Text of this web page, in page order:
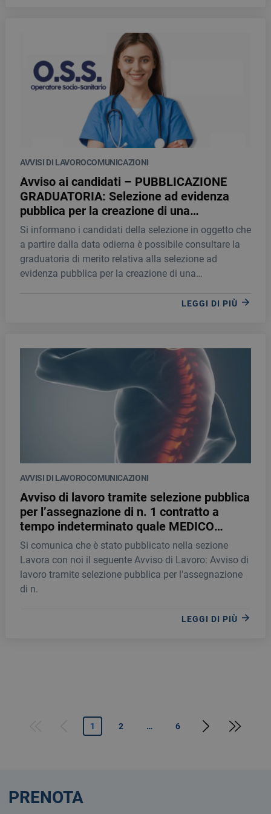
“Regolamento delle prove”.
AVVISI DI LAVOROCOMUNICAZIONI
Avviso ai candidati – PUBBLICAZIONE
GRADUATORIA: Selezione ad evidenza
pubblica per la creazione di una
“Graduatoria” di personale idoneo quale
OPERATORE SOCIO SANITARIO, da
utilizzare per l’assegnazione di contratti di
lavoro a “TEMPO INDETERMINATO”.Rif:
OSS.INDET-2023
Si informano i candidati della selezione in oggetto che
a partire dalla data odierna è possibile consultare la
graduatoria di merito relativa alla selezione ad
evidenza pubblica per la creazione di una
SOCIO SANITARIO, da utilizzare per l’assegnazione di
LEGGI DI PIÙ
AVVISI DI LAVOROCOMUNICAZIONI
Avviso di lavoro tramite selezione pubblica
per l’assegnazione di n. 1 contratto a
tempo indeterminato quale MEDICO
SPECIALISTA IN ANESTESIA E
RIANIMAZIONE con expertise in Terapia
del Dolore
Si comunica che è stato pubblicato nella sezione
Lavora con noi il seguente Avviso di Lavoro: Avviso di
lavoro tramite selezione pubblica per l’assegnazione
di n.
LEGGI DI PIÙ
1 2 … 6
Pagina successiva
Last page
PRENOTA